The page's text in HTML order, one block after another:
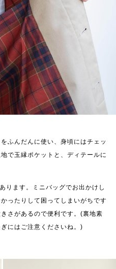
ふんだんに使い、身頃にはチェッ
で玉縁ポケットと、ディテールに
ります。ミニバッグでお出かけし
ったりして困ってしまいがちです
さがあるので便利です。(裏地素
にはご注意くださいね。)